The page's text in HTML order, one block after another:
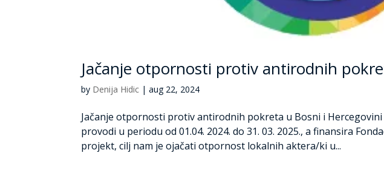
Jačanje otpornosti protiv antirodnih
by Denija Hidic |aug 22, 2024
Jačanje otpornosti protiv antirodnih pokreta u Bosni i Hercegovini
provodi u periodu od 01.04. 2024. do 31. 03. 2025., a finansira
projekt, cilj nam je ojačati otpornost lokalnih aktera/ki u...